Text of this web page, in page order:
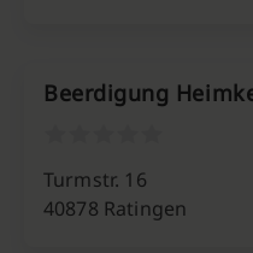
Beerdigung
Turmstr. 16
40878 Ratingen